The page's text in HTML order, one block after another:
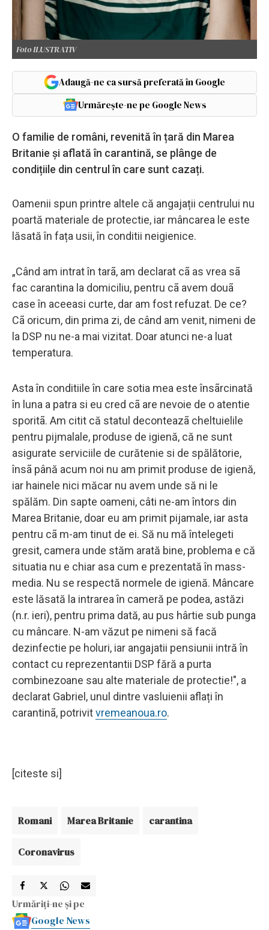
Foto ILUSTRATIV
Adaugă-ne ca sursă preferată în Google
Urmărește-ne pe Google News
O familie de români, revenită în țară din Marea
Britanie și aflată în carantină, se plânge de
condițiile din centrul în care sunt cazați.
Oamenii spun printre altele că angajații centrului nu
poartă materiale de protectie, iar mâncarea le este
lăsată în fața usii, în conditii neigienice.
„Când am intrat în tarã, am declarat cã as vrea sã
fac carantina la domiciliu, pentru cã avem douã
case în aceeasi curte, dar am fost refuzat. De ce?
Cã oricum, din prima zi, de când am venit, nimeni de
la DSP nu ne-a mai vizitat. Doar atunci ne-a luat
temperatura.
Asta în conditiile în care sotia mea este însãrcinată
în luna a patra si eu cred cã are nevoie de o atentie
sporitã. Am citit că statul deconteazã cheltuielile
pentru pijmalale, produse de igienă, că ne sunt
asigurate serviciile de curătenie si de spălătorie,
însã până acum noi nu am primit produse de igienă,
iar hainele nici măcar nu avem unde să ni le
spălăm. Din sapte oameni, câti ne-am întors din
Marea Britanie, doar eu am primit pijamale, iar asta
pentru cã m-am tinut de ei. Să nu mă întelegeti
gresit, camera unde stăm arată bine, problema e că
situatia nu e chiar asa cum e prezentată în mass-
media. Nu se respectă normele de igienă. Mâncare
este lăsată la intrarea în cameră pe podea, astăzi
(n.r. ieri), pentru prima dată, au pus hârtie sub punga
cu mâncare. N-am văzut pe nimeni să facă
dezinfectie pe holuri, iar angajatii pensiunii intră în
contact cu reprezentantii DSP fără a purta
combinezoane sau alte materiale de protectie!", a
declarat Gabriel, unul dintre vasluienii aflați în
carantinã, potrivitvremeanoua.ro.
[citeste si]
Romani Marea Britanie carantina
Coronavirus
Urmăriți-ne și pe
Google News